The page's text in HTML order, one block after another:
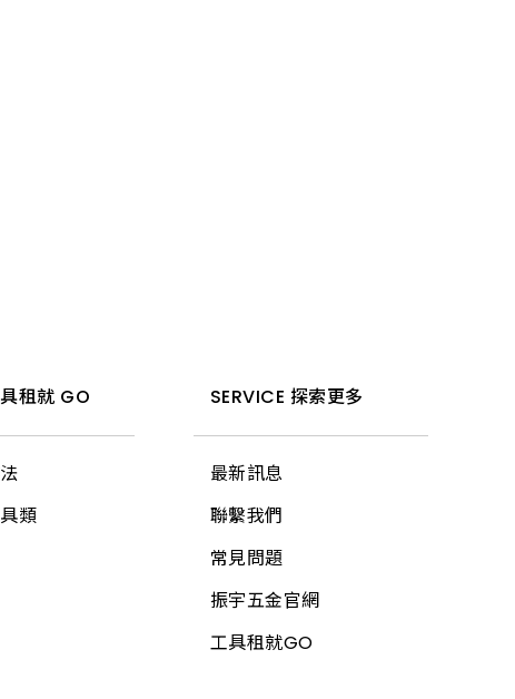
租就 GO
類
SERVICE 探索更多
最新訊息
聯繫我們
常見問題
振宇五金官網
工具租就GO